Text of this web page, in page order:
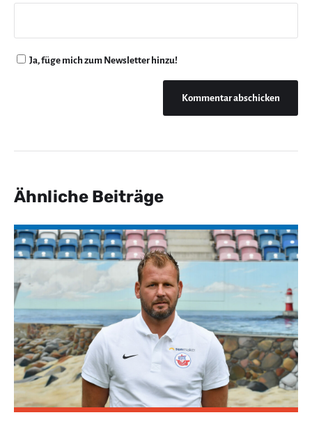
Ja, füge mich zum Newsletter hinzu!
Ähnliche Beiträge